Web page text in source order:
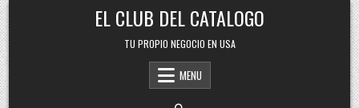
Skip
to
content
EL CLUB DEL CATALOGO
TU PROPIO NEGOCIO EN USA
MENU